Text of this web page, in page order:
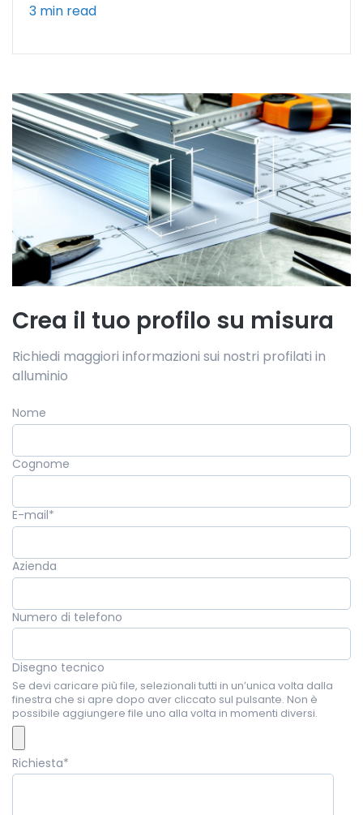
3 min read
Crea il tuo profilo su misura
Richiedi maggiori informazioni sui nostri profilati in
alluminio
Nome
Cognome
E-mail*
Azienda
Numero di telefono
Disegno tecnico
Se devi caricare più file, selezionali tutti in un’unica volta dalla
finestra che si apre dopo aver cliccato sul pulsante. Non è
possibile aggiungere file uno alla volta in momenti diversi.
Richiesta*